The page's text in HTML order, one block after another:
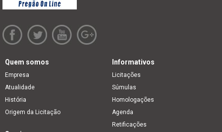
Quem somos
Empresa
Atualidade
História
Origem da Licitação
Informativos
Licitações
Súmulas
Homologações
Agenda
Retificações